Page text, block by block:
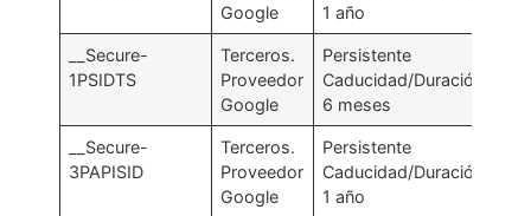
Google
1 año
__Secure-
1PSIDTS
Terceros.
Proveedor
Google
Persistente
Caducidad/Duración:
6 meses
__Secure-
3PAPISID
Terceros.
Proveedor
Google
Persistente
Caducidad/Duración:
1 año